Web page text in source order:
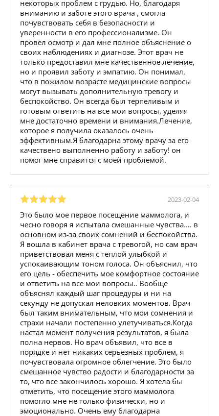
некоторых проблем с грудью. Но, благодаря
вниманию и заботе этого врача , смогла
почувствовать себя в безопасности и
уверенности в его профессионализме. Он
провел осмотр и дал мне полное объяснение о
своих наблюдениях и диагнозе. Этот врач не
только предоставил мне качественное лечение,
но и проявил заботу и эмпатию. Он понимал,
что в пожилом возрасте медицинские вопросы
могут вызывать дополнительную тревогу и
беспокойство. Он всегда был терпеливым и
готовым ответить на все мои вопросы, уделяя
мне достаточно времени и внимания.Лечение,
которое я получила оказалось очень
эффективным.Я благодарна этому врачу за его
качествено выполненно работу и заботу! он
помог мне справится с моей проблемой.
2023-02-04
Это было мое первое посещение маммолога, и
чесно говоря я испытала смешанные чувства…. в
основном из-за своих сомнений и беспокойства.
Я вошла в кабинет врача с тревогой, но сам врач
приветствовал меня с теплой улыбкой и
успокаивающим тоном голоса. Он объяснил, что
его цель - обеспечить мое комфортное состояние
и ответить на все мои вопросы.. Вообще
объяснял каждый шаг процедуры и ни на
секунду не допускал неловких моментов. Врач
был таким внимательным, что мои сомнения и
страхи начали постепенно улетучиваться.Когда
настал момент получения результатов, я была
полна нервов. Но врач объявил, что все в
порядке и нет никаких серьезных проблем, я
почувствовала огромное облегчение. Это было
смешанное чувство радости и благодарности за
то, что все закончилось хорошо. Я хотела бы
отметить, что посещение этого маммолога
помогло мне не только физически, но и
эмоционально. Очень ему благодарна